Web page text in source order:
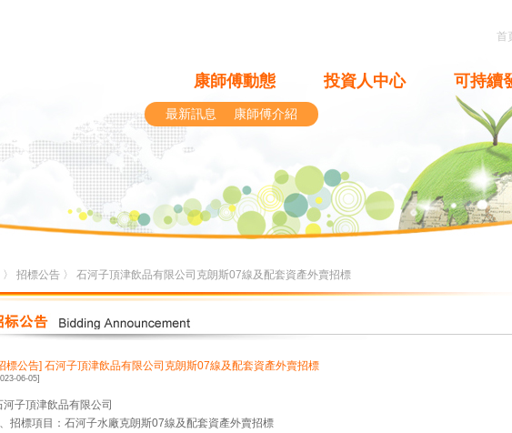
首
康師傅動態 投資人中心 可持續
最新訊息 康師傅介紹
〉 招標公告 〉 石河子頂津飲品有限公司克朗斯07線及配套資產外賣招標
標公告] 石河子頂津飲品有限公司克朗斯07線及配套資產外賣招標
06-05]
河子頂津飲品有限公司
招標項目：石河子水廠克朗斯07線及配套資產外賣招標